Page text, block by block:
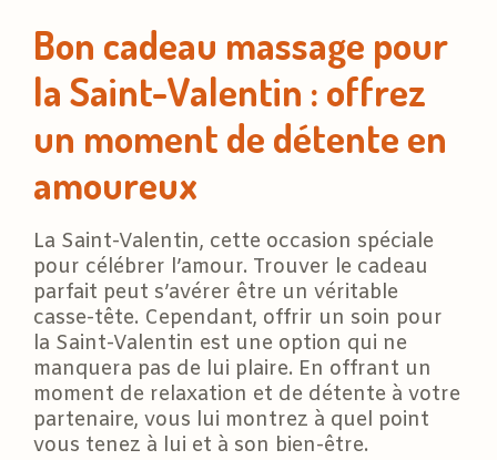
Bon cadeau massage pour
la Saint-Valentin : offrez
un moment de détente en
amoureux
La Saint-Valentin, cette occasion spéciale
pour célébrer l’amour. Trouver le cadeau
parfait peut s’avérer être un véritable
casse-tête. Cependant, offrir un soin pour
la Saint-Valentin est une option qui ne
manquera pas de lui plaire. En offrant un
moment de relaxation et de détente à votre
partenaire, vous lui montrez à quel point
vous tenez à lui et à son bien-être.